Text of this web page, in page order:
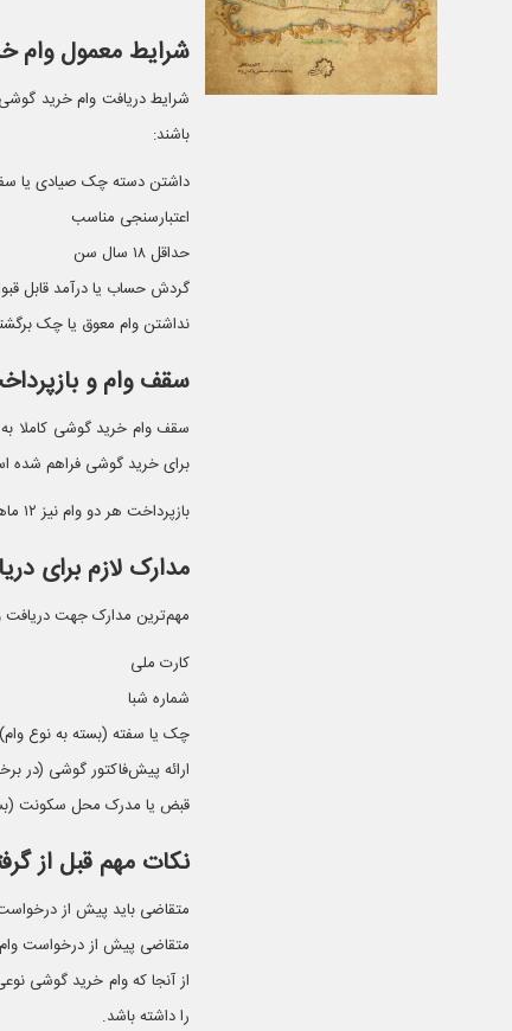
شرایط معمول وام
شرایط دریافت وام خرید گوشی
باشند:
داشتن دسته چک صیادی یا
اعتبارسنجی مناسب
حداقل ۱۸ سال سن
گردش حساب یا درآمد قابل
نداشتن وام معوق یا چک
سقف وام و
برای خرید گوشی فراهم شده
بازپرداخت هر دو وام نیز ۱۲ ماهه بوده و در قالب چهار فقره چک صیادی و هر سه ماه یکبار صورت می‌گیرد.
مدارک لازم برای
مهم‌ترین مدارک جهت
کارت ملی
شماره شبا
چک یا سفته (بسته به نوع وام)
ارائه پیش‌فاکتور گوشی (در
قبض یا مدرک محل سکونت
نکات مهم قبل از
متقاضی باید پیش از
متقاضی پیش از درخواست
از آنجا که وام خرید گوشی
را داشته باشد.